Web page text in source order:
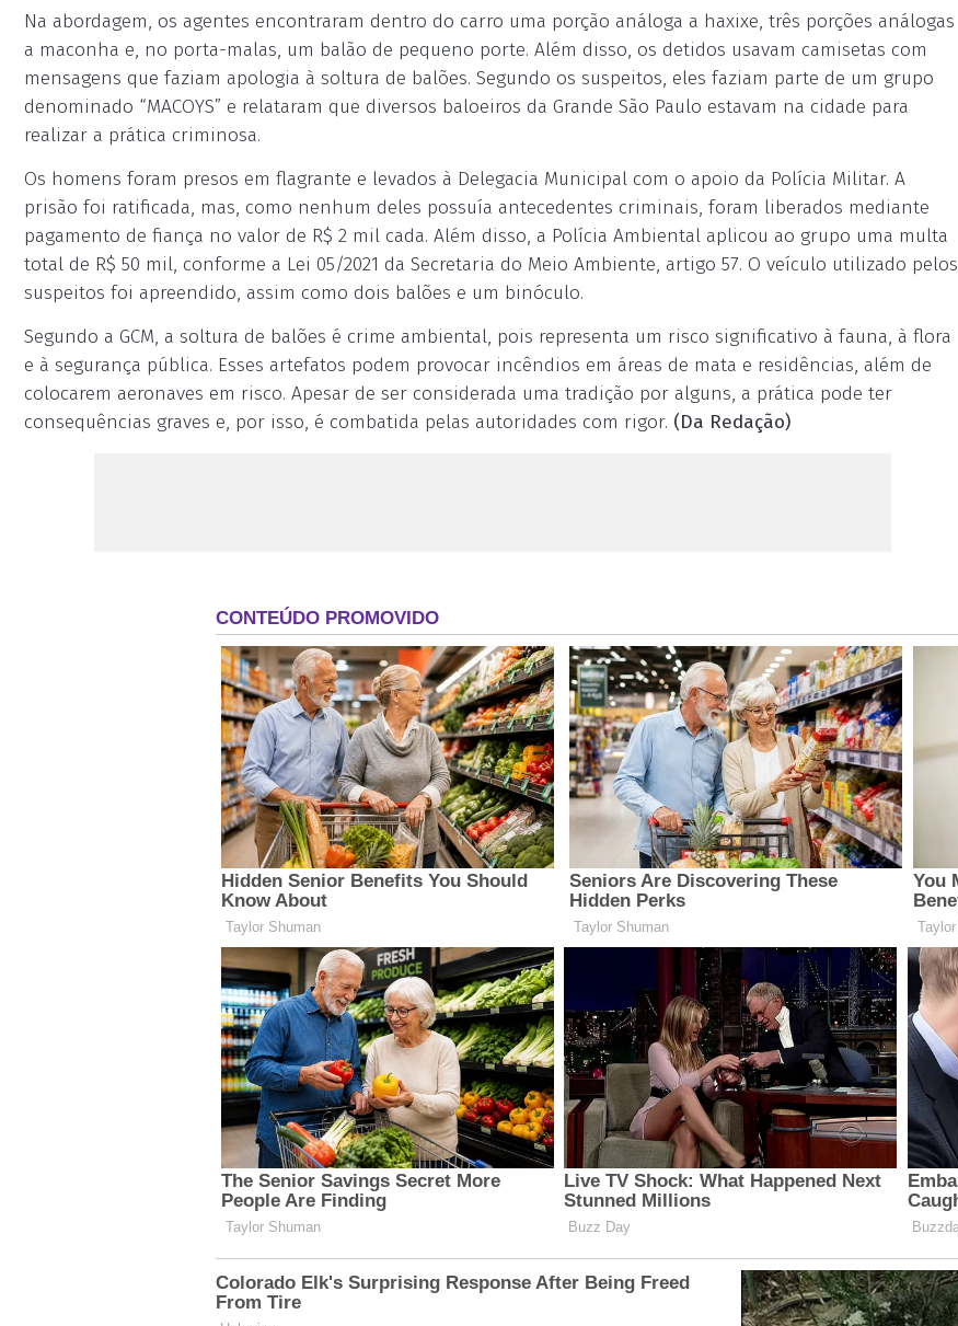
Na abordagem, os agentes encontraram dentro do carro uma porção análoga a haxixe, três porções análogas
a maconha e, no porta-malas, um balão de pequeno porte. Além disso, os detidos usavam camisetas com
mensagens que faziam apologia à soltura de balões. Segundo os suspeitos, eles faziam parte de um grupo
denominado “MACOYS” e relataram que diversos baloeiros da Grande São Paulo estavam na cidade para
realizar a prática criminosa.
Os homens foram presos em flagrante e levados à Delegacia Municipal com o apoio da Polícia Militar. A
prisão foi ratificada, mas, como nenhum deles possuía antecedentes criminais, foram liberados mediante
pagamento de fiança no valor de R$ 2 mil cada. Além disso, a Polícia Ambiental aplicou ao grupo uma multa
total de R$ 50 mil, conforme a Lei 05/2021 da Secretaria do Meio Ambiente, artigo 57. O veículo utilizado pelos
suspeitos foi apreendido, assim como dois balões e um binóculo.
Segundo a GCM, a soltura de balões é crime ambiental, pois representa um risco significativo à fauna, à flora
e à segurança pública. Esses artefatos podem provocar incêndios em áreas de mata e residências, além de
colocarem aeronaves em risco. Apesar de ser considerada uma tradição por alguns, a prática pode ter
consequências graves e, por isso, é combatida pelas autoridades com rigor. (Da Redação)